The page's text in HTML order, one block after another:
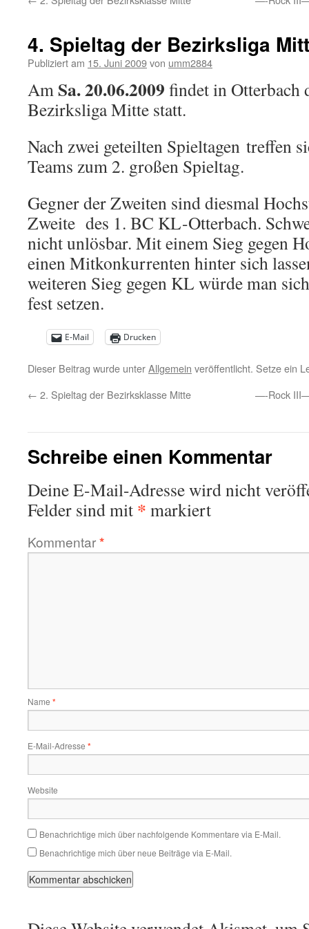
4. Spieltag der Bezirksliga
Publiziert am 15. Juni 2009von umm2884
Am Sa. 20.06.2009 findet in Otterbach
Bezirksliga Mitte statt.
Nach zwei geteilten Spieltagen treffen
Teams zum 2. großen Spieltag.
Gegner der Zweiten sind diesmal
Zweite des 1. BC KL-Otterbach.
nicht unlösbar. Mit einem Sieg gegen
einen Mitkonkurrenten hinter sich
weiteren Sieg gegen KL würde man
fest setzen.
E-Mail Drucken
Dieser Beitrag wurde unterAllgemein veröffentlicht. Setze ein
← 2. Spieltag der Bezirksklasse Mitte —-Rock
Schreibe einen Kommentar
Deine E-Mail-Adresse wird nicht
Felder sind mit * markiert
Kommentar*
Name *
E-Mail-Adresse *
Website
Benachrichtige mich über nachfolgende Kommentare via E-Mail.
Benachrichtige mich über neue Beiträge via E-Mail.